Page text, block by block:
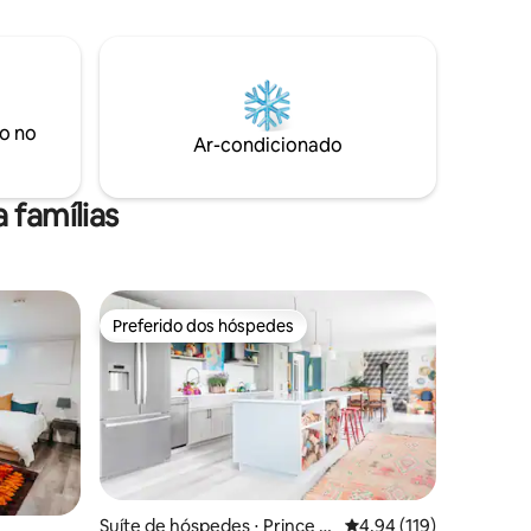
no
Ar-condicionado
famílias
hóspedes Preferido dos hóspedes
Preferido dos hóspedes
Suíte de hóspedes ⋅ Prince E
4,94 de uma avaliação
4,94 (119)